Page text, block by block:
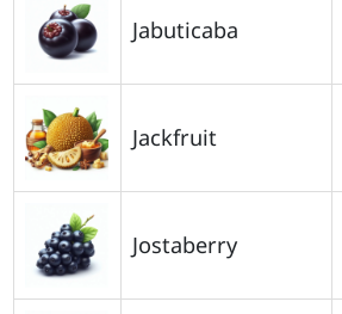
Jabuticaba
Jackfruit
Jostaberry